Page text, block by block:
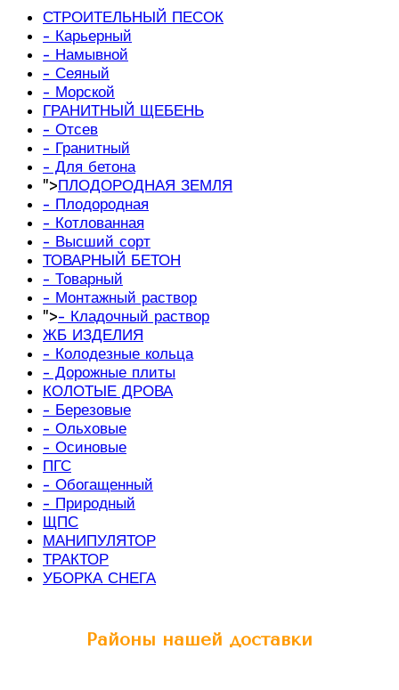
СТРОИТЕЛЬНЫЙ ПЕСОК
- Карьерный
- Намывной
- Сеяный
- Морской
ГРАНИТНЫЙ ЩЕБЕНЬ
- Отсев
- Гранитный
- Для бетона
">ПЛОДОРОДНАЯ ЗЕМЛЯ
- Плодородная
- Котлованная
- Высший сорт
ТОВАРНЫЙ БЕТОН
- Товарный
- Монтажный раствор
">- Кладочный раствор
ЖБ ИЗДЕЛИЯ
- Колодезные кольца
- Дорожные плиты
КОЛОТЫЕ ДРОВА
- Березовые
- Ольховые
- Осиновые
ПГС
- Обогащенный
- Природный
ЩПС
МАНИПУЛЯТОР
ТРАКТОР
УБОРКА СНЕГА
Районы нашей доставки